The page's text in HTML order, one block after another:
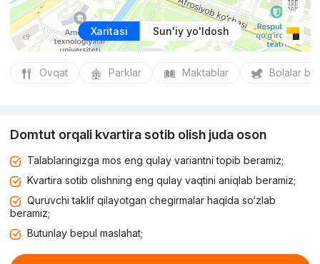
Xaritasi Sun'iy yo'ldosh
Ovqat Parklar Maktablar Bolalar
Domtut orqali kvartira sotib olish juda oson
Talablaringizga mos eng qulay variantni topib beramiz;
Kvartira sotib olishning eng qulay vaqtini aniqlab beramiz;
Quruvchi taklif qilayotgan chegirmalar haqida so‘zlab
beramiz;
Butunlay bepul maslahat;